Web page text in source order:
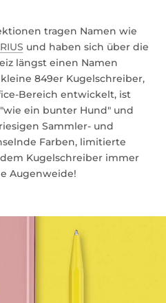
tragen Namen wie
und haben sich über die
längst einen Namen
849er Kugelschreiber,
Bereich entwickelt, ist
ein bunter Hund" und
Sammler- und
Farben, limitierte
Kugelschreiber immer
Augenweide!